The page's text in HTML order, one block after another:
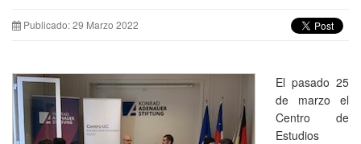
Publicado: 29 Marzo 2022
El pasado 25
de marzo el
Centro de
Estudios